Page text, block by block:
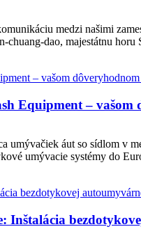
medzi našimi
dao, majestátnu
Equipment –
umývačiek áut so sídlom v
umývacie systémy do
Inštalácia